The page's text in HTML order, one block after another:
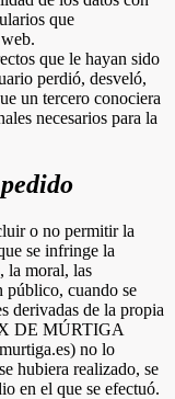
que
que le hayan sido
perdió, desveló,
un tercero conociera
necesarios para la
o no permitir la
se infringe la
la moral, las
público, cuando se
derivadas de la propia
DE MÚRTIGA
no lo
hubiera realizado, se
en el que se efectuó.